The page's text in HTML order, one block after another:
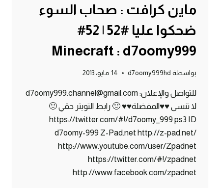
ماين كرافت : صحاب السوء
ضحكوا عليا #52 | 52#
Minecraft : d7oomy999
بواسطة d7oomy999hd 14 مايو، 2013
للتواصل والإعلان: d7oomy999.channel@gmail.com
لا تنسى ♥♥المفضلة♥♥ 🙂 رابط التويتر حقي 🙂
https://twitter.com/#!/d7oomy_999 ps3 ID
d7oomy-999 Z-Pad.net http://z-pad.net/
http://www.youtube.com/user/Zpadnet
https://twitter.com/#!/zpadnet
http://www.facebook.com/zpadnet